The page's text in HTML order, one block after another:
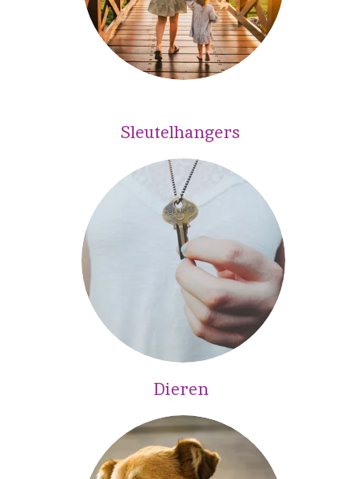
Sleutelhangers
Dieren